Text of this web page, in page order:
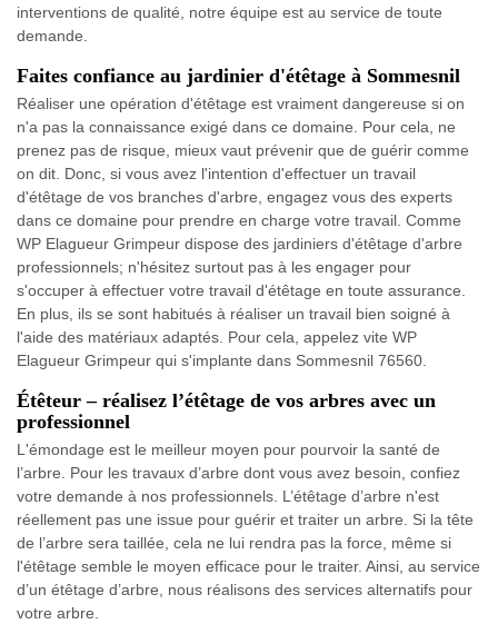
interventions de qualité, notre équipe est au service de toute
demande.
Faites confiance au jardinier d'étêtage à Sommesnil
Réaliser une opération d'étêtage est vraiment dangereuse si on
n'a pas la connaissance exigé dans ce domaine. Pour cela, ne
prenez pas de risque, mieux vaut prévenir que de guérir comme
on dit. Donc, si vous avez l'intention d'effectuer un travail
d'étêtage de vos branches d'arbre, engagez vous des experts
dans ce domaine pour prendre en charge votre travail. Comme
WP Elagueur Grimpeur dispose des jardiniers d'étêtage d'arbre
professionnels; n'hésitez surtout pas à les engager pour
s'occuper à effectuer votre travail d'étêtage en toute assurance.
En plus, ils se sont habitués à réaliser un travail bien soigné à
l'aide des matériaux adaptés. Pour cela, appelez vite WP
Elagueur Grimpeur qui s'implante dans Sommesnil 76560.
Étêteur – réalisez l’étêtage de vos arbres avec un
professionnel
L'émondage est le meilleur moyen pour pourvoir la santé de
l’arbre. Pour les travaux d’arbre dont vous avez besoin, confiez
votre demande à nos professionnels. L’étêtage d’arbre n'est
réellement pas une issue pour guérir et traiter un arbre. Si la tête
de l’arbre sera taillée, cela ne lui rendra pas la force, même si
l'étêtage semble le moyen efficace pour le traiter. Ainsi, au service
d’un étêtage d’arbre, nous réalisons des services alternatifs pour
votre arbre.